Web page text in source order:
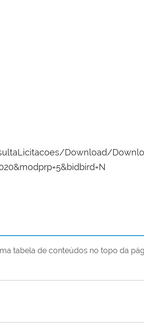
Download/
tabela de conteúdos no topo da